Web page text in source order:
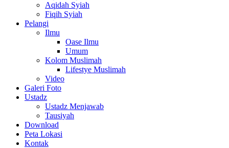
Aqidah Syiah
Fiqih Syiah
Pelangi
Ilmu
Oase Ilmu
Umum
Kolom Muslimah
Lifestye Muslimah
Video
Galeri Foto
Ustadz
Ustadz Menjawab
Tausiyah
Download
Peta Lokasi
Kontak